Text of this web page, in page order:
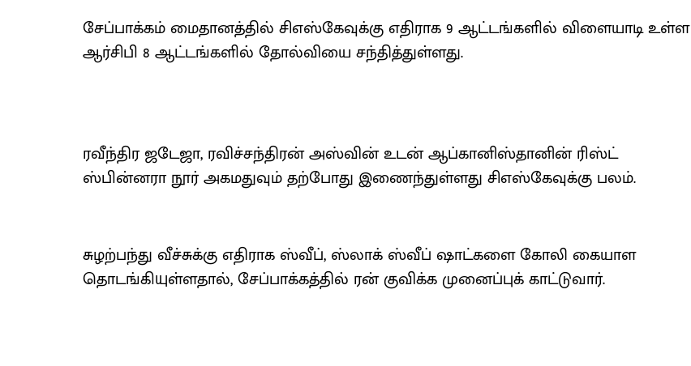
சேப்பாக்கம் மைதானத்தில் சிஎஸ்கேவுக்கு எதிராக 9 ஆட்டங்களில் விளையாடி உள்ள
ஆர்சிபி 8 ஆட்டங்களில் தோல்வியை சந்தித்துள்ளது.
ரவீந்திர ஜடேஜா, ரவிச்சந்திரன் அஸ்வின் உடன் ஆப்கானிஸ்தானின் ரிஸ்ட்
ஸ்பின்னரா நூர் அகமதுவும் தற்போது இணைந்துள்ளது சிஎஸ்கேவுக்கு பலம்.
சுழற்பந்து வீச்சுக்கு எதிராக ஸ்வீப், ஸ்லாக் ஸ்வீப் ஷாட்களை கோலி கையாள
தொடங்கியுள்ளதால், சேப்பாக்கத்தில் ரன் குவிக்க முனைப்புக் காட்டுவார்.